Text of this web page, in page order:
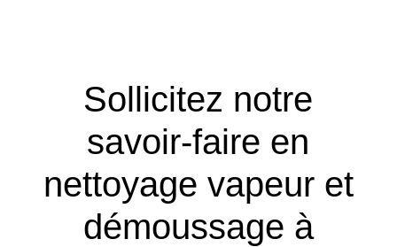
Sollicitez notre
savoir-faire en
nettoyage vapeur et
démoussage à